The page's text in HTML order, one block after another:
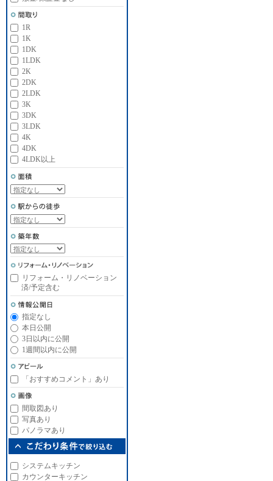
1R
1K
1DK
1LDK
2K
2DK
2LDK
3K
3DK
3LDK
4K
4DK
4LDK以上
リフォーム・リノベーション
済/予定含む
指定なし
本日公開
3日以内に公開
1週間以内に公開
「おすすめコメント」あり
間取図あり
写真あり
パノラマあり
システムキッチン
カウンターキッチン